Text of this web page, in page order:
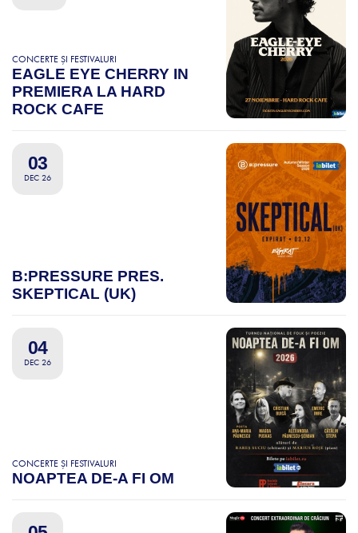
CONCERTE ȘI FESTIVALURI
EAGLE EYE CHERRY IN
PREMIERA LA HARD
ROCK CAFE
03
DEC 26
B:PRESSURE PRES.
SKEPTICAL (UK)
04
DEC 26
CONCERTE ȘI FESTIVALURI
NOAPTEA DE-A FI OM